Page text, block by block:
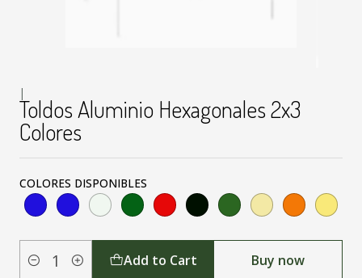
|
Toldos Aluminio Hexagonales 2x3
Colores
COLORES DISPONIBLES
Quantity Add to Cart Buy now